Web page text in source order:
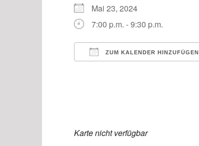
Mai 23, 2024
7:00 p.m. - 9:30 p.m.
ZUM KALENDER HINZUFÜGEN
Karte nicht verfügbar